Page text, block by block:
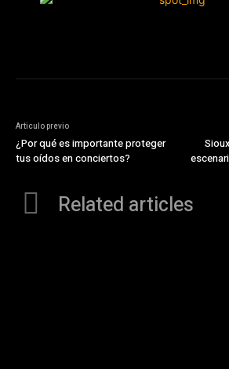
Articulo previo
¿Por qué es importante proteger
tus oídos en conciertos?
Related articles